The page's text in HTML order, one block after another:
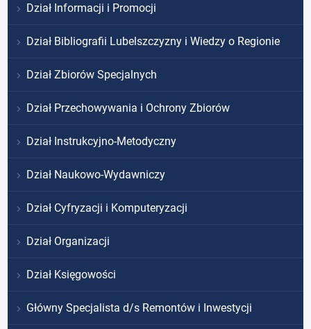
Dział Informacji i Promocji
Dział Bibliografii Lubelszczyzny i Wiedzy o Regionie
Dział Zbiorów Specjalnych
Dział Przechowywania i Ochrony Zbiorów
Dział Instrukcyjno-Metodyczny
Dział Naukowo-Wydawniczy
Dział Cyfryzacji i Komputeryzacji
Dział Organizacji
Dział Księgowości
Główny Specjalista d/s Remontów i Inwestycji